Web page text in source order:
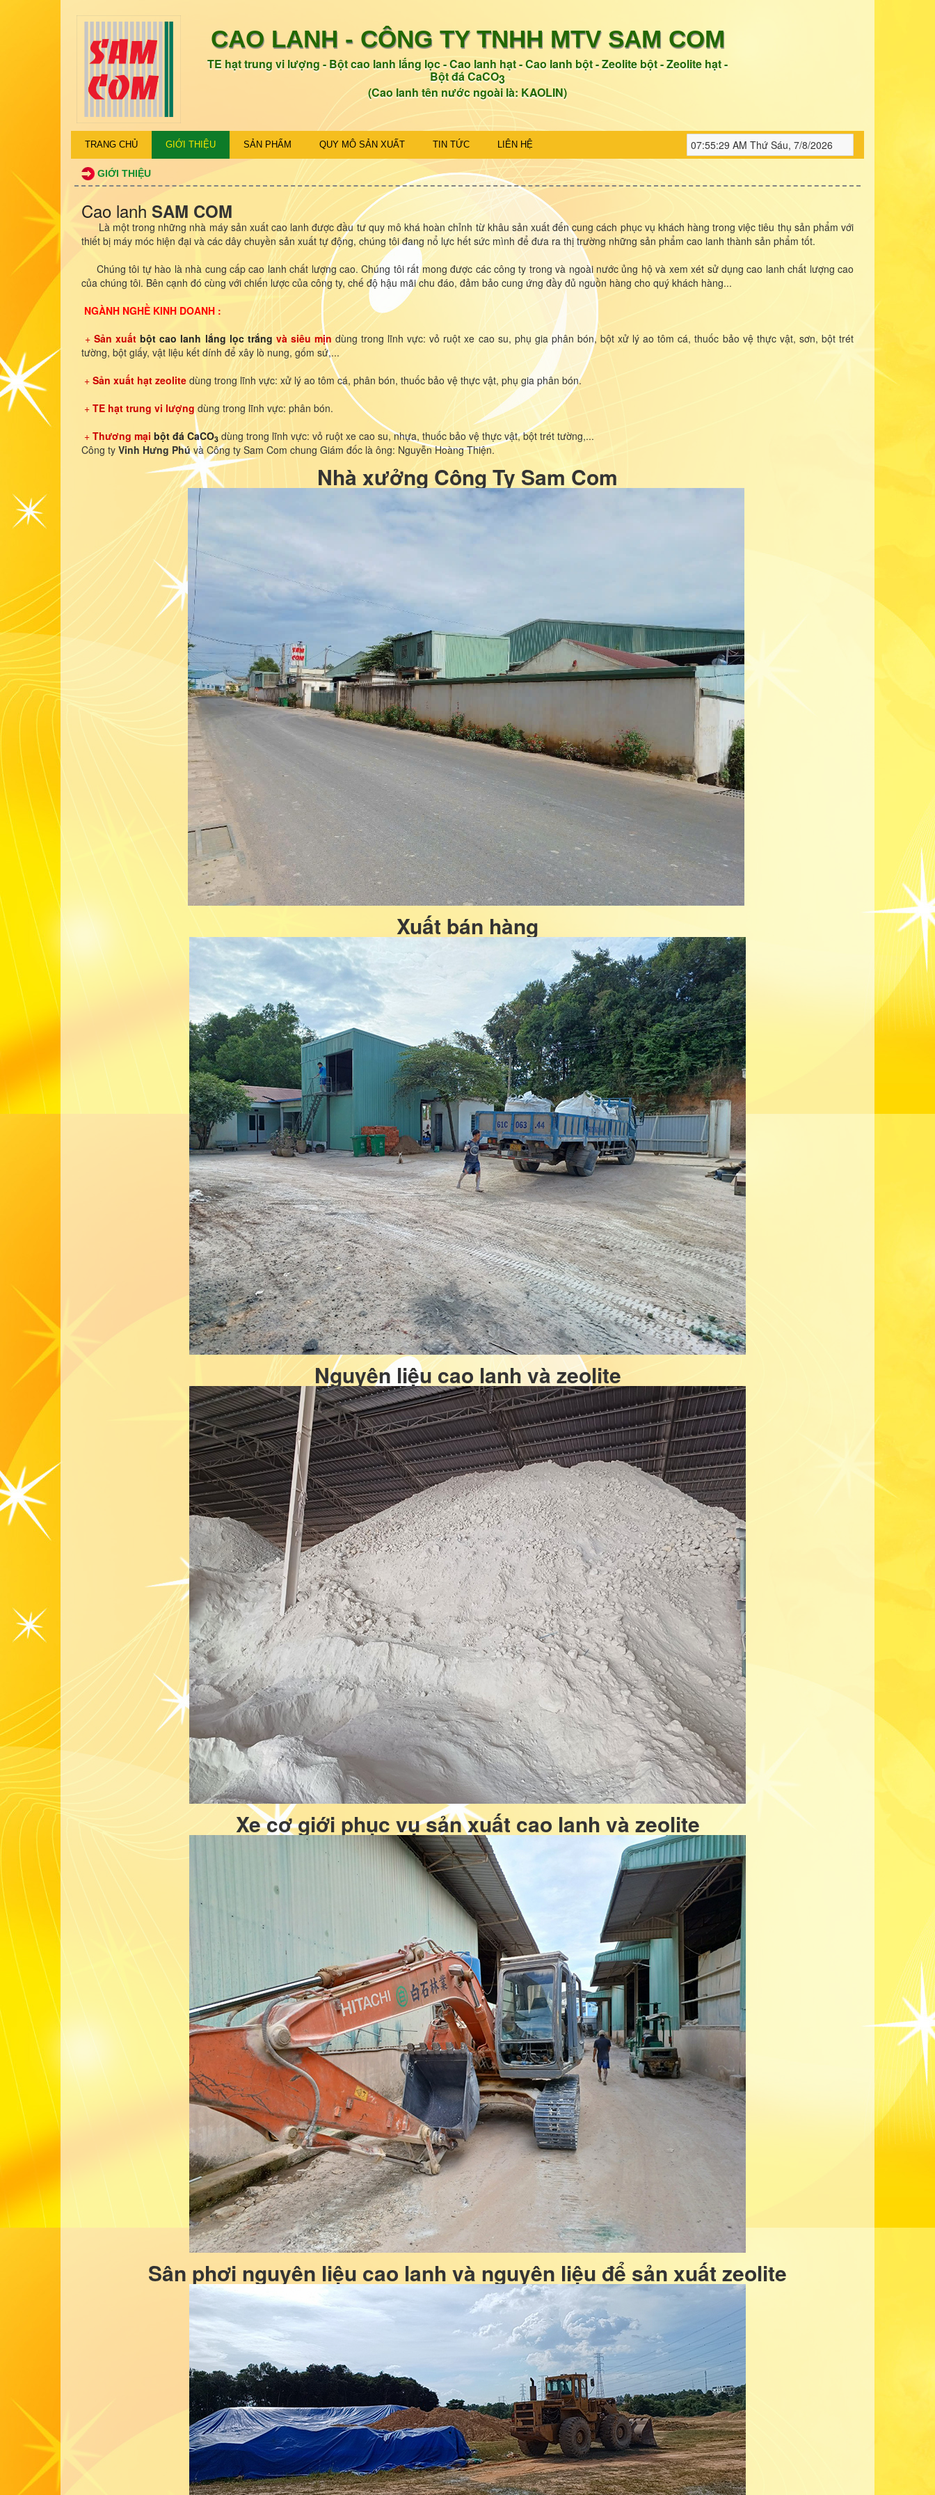
CAO LANH - CÔNG TY TNHH MTV SAM COM
TE hạt trung vi lượng - Bột cao lanh lắng lọc - Cao lanh hạt - Cao lanh bột - Zeolite bột - Zeolite hạt-
Bột đá CaCO3
(Cao lanh tên nước ngoài là: KAOLIN)
TRANG CHỦ GIỚI THIỆU SẢN PHẨM QUY MÔ SẢN XUẤT TIN TỨC LIÊN HỆ 07:55:31 AM Thứ Sáu, 7/8/2026
GIỚI THIỆU
Cao lanh SAM COM
Là một trong những nhà máy sản xuất cao lanh được đầu tư quy mô khá hoàn chỉnh từ khâu sản xuất đến cung cách phục vụ khách hàng trong việc tiêu thụ sản phẩm với
thiết bị máy móc hiện đại và các dây chuyền sản xuất tự động, chúng tôi đang nổ lực hết sức mình để đưa ra thị trường những sản phẩm cao lanh thành sản phẩm tốt.
Chúng tôi tự hào là nhà cung cấp cao lanh chất lượng cao. Chúng tôi rất mong được các công ty trong và ngoài nước ủng hộ và xem xét sử dụng cao lanh chất lượng cao
của chúng tôi. Bên cạnh đó cùng với chiến lược của công ty, chế độ hậu mãi chu đáo, đảm bảo cung ứng đầy đủ nguồn hàng cho quý khách hàng...
NGÀNH NGHỀ KINH DOANH :
+Sản xuấtbột cao lanh lắng lọc trắng và siêu mịndùng trong lĩnh vực: vỏ ruột xe cao su, phụ gia phân bón, bột xử lý ao tôm cá, thuốc bảo vệ thực vật, sơn, bột trét
tường, bột giấy, vật liệu kết dính để xây lò nung, gốm sứ,...
+ Sản xuất hạt zeolite dùng trong lĩnh vực: xử lý ao tôm cá, phân bón, thuốc bảo vệ thực vật, phụ gia phân bón.
+ TE hạt trung vi lượngdùng trong lĩnh vực: phân bón.
+ Thương mại bột đá CaCO3dùng trong lĩnh vực: vỏ ruột xe cao su, nhựa, thuốc bảo vệ thực vật, bột trét tường,...
Công ty Vinh Hưng Phúvà Công ty Sam Com chung Giám đốc là ông: Nguyễn Hoàng Thiện.
Nhà xưởng Công Ty Sam Com
Xuất bán hàng
Nguyên liệu cao lanh và zeolite
Xe cơ giới phục vụ sản xuất cao lanh và zeolite
Sân phơi nguyên liệu cao lanh và nguyên liệu để sản xuất zeolite